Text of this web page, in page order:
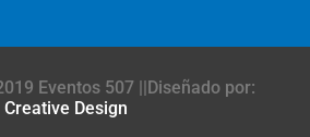
Eventos 507 ||Diseñado por:
Creative Design